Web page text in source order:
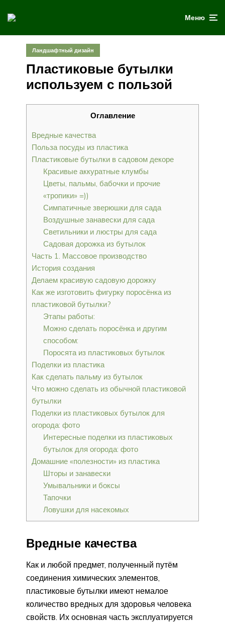
Меню
Ландшафтный дизайн
Пластиковые бутылки
используем с пользой
Оглавление
Вредные качества
Польза посуды из пластика
Пластиковые бутылки в садовом декоре
Красивые аккуратные клумбы
Цветы, пальмы, бабочки и прочие
«тропики» =))
Симпатичные зверюшки для сада
Воздушные занавески для сада
Светильники и люстры для сада
Садовая дорожка из бутылок
Часть 1. Массовое производство
История создания
Делаем красивую садовую дорожку
Как же изготовить фигурку поросёнка из
пластиковой бутылки?
Этапы работы:
Можно сделать поросёнка и другим
способом:
Поросята из пластиковых бутылок
Поделки из пластика
Как сделать пальму из бутылок
Что можно сделать из обычной пластиковой
бутылки
Поделки из пластиковых бутылок для
огорода: фото
Интересные поделки из пластиковых
бутылок для огорода: фото
Домашние «полезности» из пластика
Шторы и занавески
Умывальники и боксы
Тапочки
Ловушки для насекомых
Вредные качества
Как и любой предмет, полученный путём
соединения химических элементов,
пластиковые бутылки имеют немалое
количество вредных для здоровья человека
свойств. Их основная часть эксплуатируется